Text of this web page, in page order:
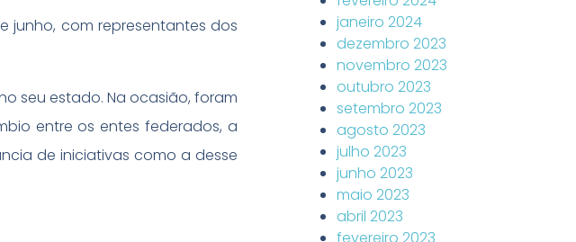
junho, com representantes dos
seu estado. Na ocasião, foram
entre os entes federados, a
de iniciativas como a desse
janeiro 2024
dezembro 2023
novembro 2023
outubro 2023
setembro 2023
agosto 2023
julho 2023
junho 2023
maio 2023
abril 2023